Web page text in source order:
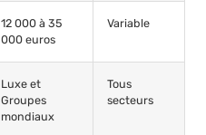
12 000 à 35
000 euros
Variable
Luxe et
Groupes
mondiaux
Tous
secteurs